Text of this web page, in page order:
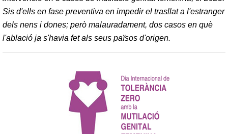
Sis d'ells en fase preventiva en impedir el trasllat a l'estranger
dels nens i dones; però malauradament, dos casos en què
l'ablació ja s'havia fet als seus països d'origen.